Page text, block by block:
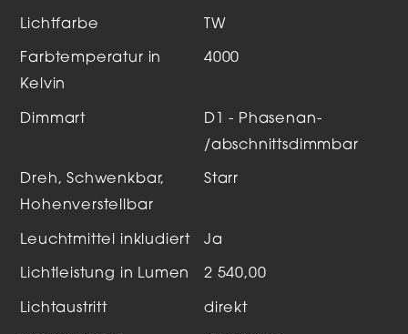
Lichtfarbe TW
Farbtemperatur in
Kelvin
4000
Dimmart
D1 - Phasenan-
/abschnittsdimmbar
Dreh, Schwenkbar,
Hohenverstellbar
Starr
Leuchtmittel inkludiert Ja
Lichtleistung in Lumen 2 540,00
Lichtaustritt direkt